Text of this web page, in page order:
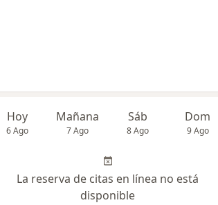
Hoy
6 Ago
Mañana
7 Ago
Sáb
8 Ago
Dom
9 Ago
La reserva de citas en línea no está
disponible